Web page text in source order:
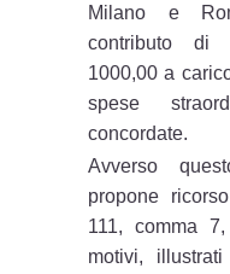
Milano e
contributo di
1000,00 a
spese
concordate.
Avverso
propone
111, comma
motivi,